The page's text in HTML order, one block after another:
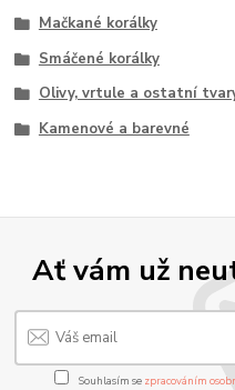
Mačkané korálky
Smáčené korálky
Olivy, vrtule a ostatní
Kamenové a barevné
Ať vám už
Souhlasím se zpracováním